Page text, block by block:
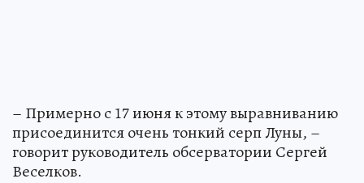
– Примерно с 17 июня к этому выравниванию
присоединится очень тонкий серп Луны, –
говорит руководитель обсерватории Сергей
Веселков.